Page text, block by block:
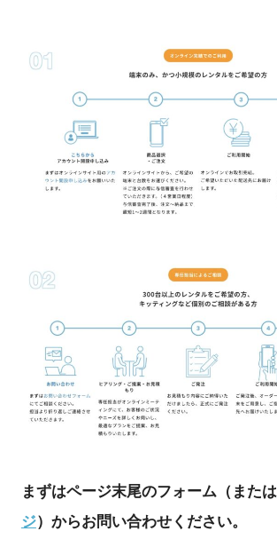
まずはページ末尾のフォーム（または
ジ）からお問い合わせください。